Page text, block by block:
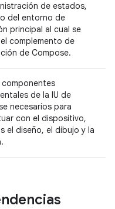
de estados,
del entorno de
principal al cual se
complemento de
de Compose.
componentes
de la IU de
necesarios para
con el dispositivo,
el diseño, el dibujo y la